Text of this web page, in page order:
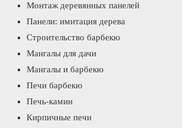
Монтаж деревянных панелей
Панели: имитация дерева
Строительство барбекю
Мангалы для дачи
Мангалы и барбекю
Печи барбекю
Печь-камин
Кирпичные печи